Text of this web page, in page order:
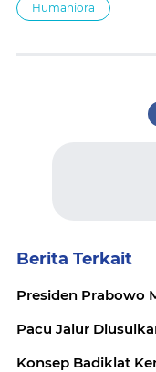
Humaniora
Berita Terkait
Presiden Prabowo
Pacu Jalur
Konsep Badiklat